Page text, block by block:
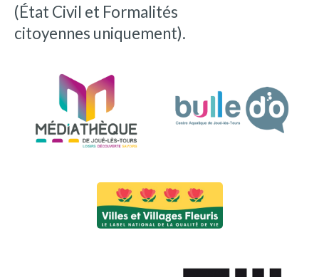
(État Civil et Formalités
citoyennes uniquement).